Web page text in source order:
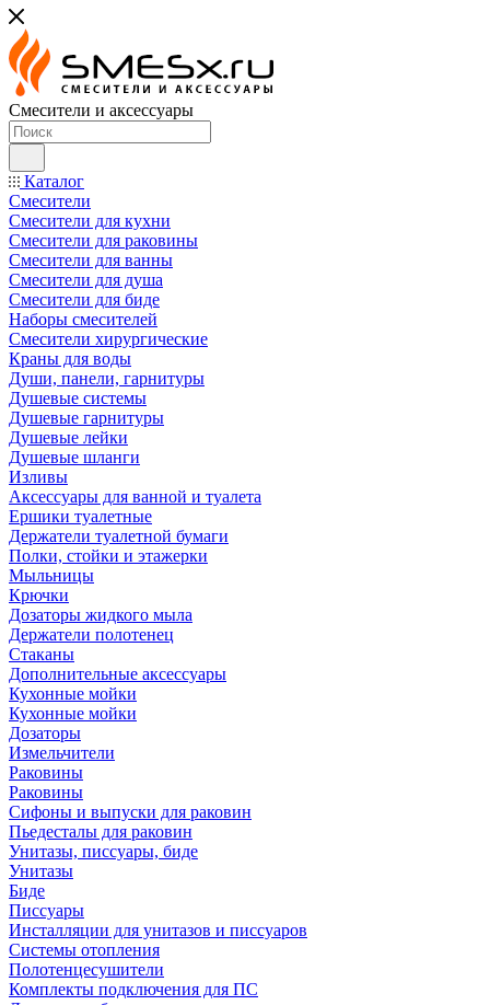
Смесители и аксессуары
Каталог
Смесители
Смесители для кухни
Смесители для раковины
Смесители для ванны
Смесители для душа
Смесители для биде
Наборы смесителей
Смесители хирургические
Краны для воды
Души, панели, гарнитуры
Душевые системы
Душевые гарнитуры
Душевые лейки
Душевые шланги
Изливы
Аксессуары для ванной и туалета
Ершики туалетные
Держатели туалетной бумаги
Полки, стойки и этажерки
Мыльницы
Крючки
Дозаторы жидкого мыла
Держатели полотенец
Стаканы
Дополнительные аксессуары
Кухонные мойки
Кухонные мойки
Дозаторы
Измельчители
Раковины
Раковины
Сифоны и выпуски для раковин
Пьедесталы для раковин
Унитазы, писсуары, биде
Унитазы
Биде
Писсуары
Инсталляции для унитазов и писсуаров
Системы отопления
Полотенцесушители
Комплекты подключения для ПС